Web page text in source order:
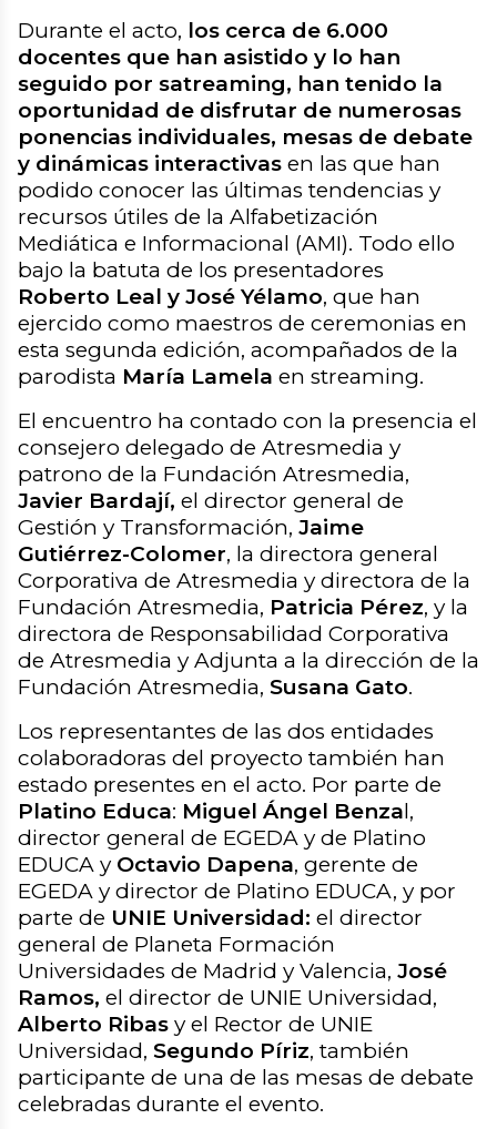
Durante el acto, los cerca de 6.000
docentes que han asistido y lo han
seguido por satreaming, han tenido la
oportunidad de disfrutar de numerosas
ponencias individuales, mesas de debate
y dinámicas interactivas en las que han
podido conocer las últimas tendencias y
recursos útiles de la Alfabetización
Mediática e Informacional (AMI). Todo ello
bajo la batuta de los presentadores
Roberto Leal y José Yélamo, que han
ejercido como maestros de ceremonias en
esta segunda edición, acompañados de la
parodista María Lamela en streaming.
El encuentro ha contado con la presencia el
consejero delegado de Atresmedia y
patrono de la Fundación Atresmedia,
Javier Bardají, el director general de
Gestión y Transformación, Jaime
Gutiérrez-Colomer, la directora general
Corporativa de Atresmedia y directora de la
Fundación Atresmedia, Patricia Pérez, y la
directora de Responsabilidad Corporativa
de Atresmedia y Adjunta a la dirección de la
Fundación Atresmedia, Susana Gato.
Los representantes de las dos entidades
colaboradoras del proyecto también han
estado presentes en el acto. Por parte de
Platino Educa: Miguel Ángel Benzal,
director general de EGEDA y de Platino
EDUCA y Octavio Dapena, gerente de
EGEDA y director de Platino EDUCA, y por
parte de UNIE Universidad: el director
general de Planeta Formación
Universidades de Madrid y Valencia, José
Ramos, el director de UNIE Universidad,
Alberto Ribas y el Rector de UNIE
Universidad, Segundo Píriz, también
participante de una de las mesas de debate
celebradas durante el evento.